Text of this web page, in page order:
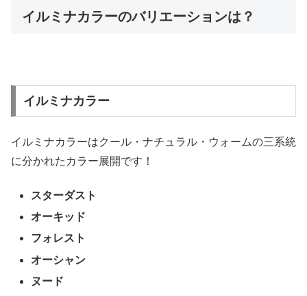
イルミナカラーのバリエーションは？
イルミナカラー
イルミナカラーはクール・ナチュラル・ウォームの三系統
に分かれたカラー展開です！
スターダスト
オーキッド
フォレスト
オーシャン
ヌード